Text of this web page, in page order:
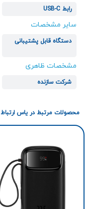
رابط USB-C
سایر مشخصات
دستگاه قابل پشتیبانی
مشخصات ظاهری
شرکت سازنده
محصولات مرتبط در یاس ارتباط